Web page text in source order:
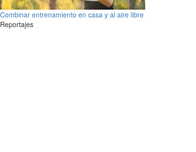
Combinar entrenamiento en casa y al aire libre
Reportajes